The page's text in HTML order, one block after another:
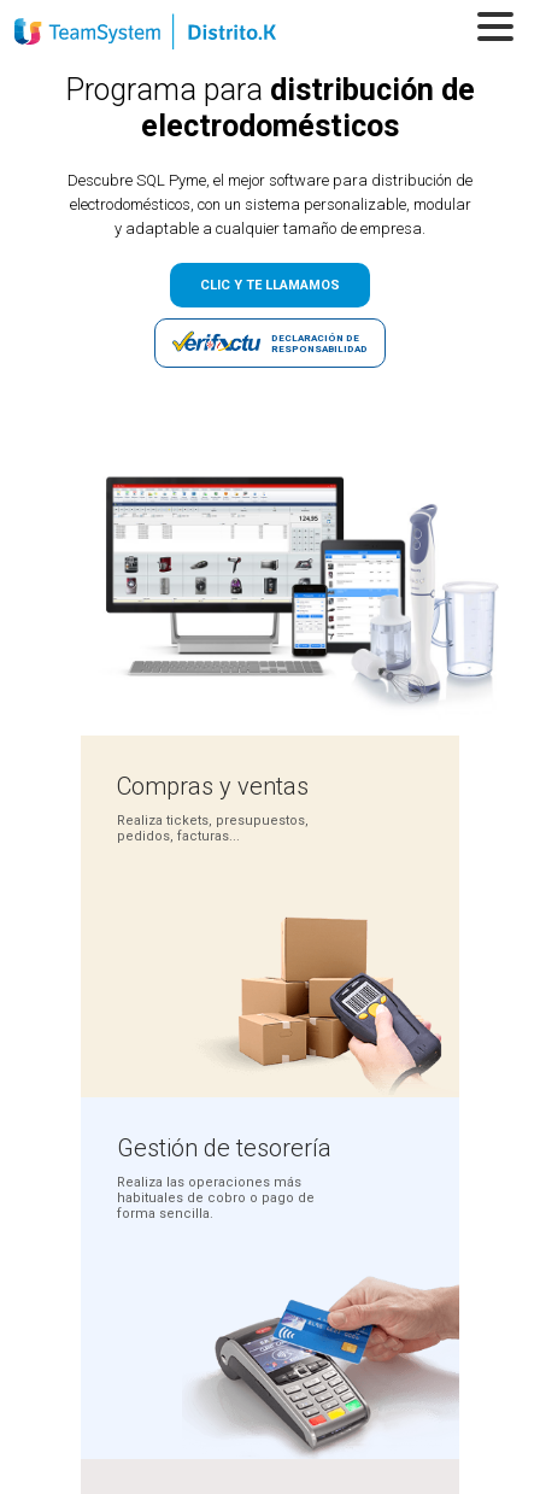
Programa para distribución de
electrodomésticos
Descubre SQL Pyme, el mejor software para distribución de
electrodomésticos, con un sistema personalizable, modular
y adaptable a cualquier tamaño de empresa.
CLIC Y TE LLAMAMOS
DECLARACIÓN DE
RESPONSABILIDAD
Comprasy ventas
Realiza tickets, presupuestos,
pedidos, facturas...
Gestiónde tesorería
Realiza las operaciones más
habituales de cobro o pago de
forma sencilla.